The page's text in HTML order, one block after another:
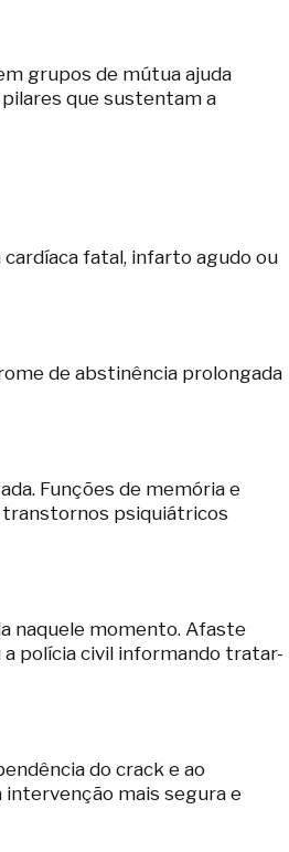
grupos de mútua ajuda
que sustentam a
fatal, infarto agudo ou
de abstinência prolongada
Funções de memória e
transtornos psiquiátricos
naquele momento. Afaste
polícia civil informando tratar-
do crack e ao
intervenção mais segura e